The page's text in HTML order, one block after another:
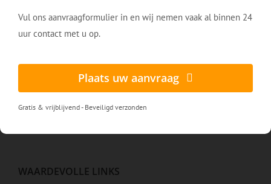
» Dakgoot laten repareren
» Dakkapel reinigen
» Dakpannen reinigen en coaten
» Boeiboord vervangen
» Regenpijp ontstoppen/doorsteken
» Dakpannen vervangen
WAARDEVOLLE LINKS
Vul ons aanvraagformulier in en wij nemen vaak al binnen 24
uur contact met u op.
Plaats uw aanvraag
Gratis & vrijblijvend - Beveiligd verzonden